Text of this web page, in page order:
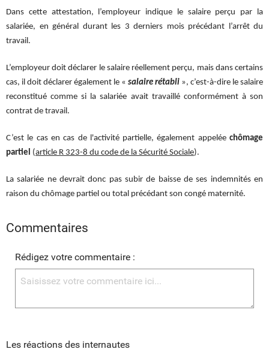
Dans cette attestation, l’employeur indique le salaire perçu par la
salariée, en général durant les 3 derniers mois précédant l’arrêt du
travail.
L’employeur doit déclarer le salaire réellement perçu, mais dans certains
cas, il doit déclarer également le « salaire rétabli », c’est-à-dire le salaire
reconstitué comme si la salariée avait travaillé conformément à son
contrat de travail.
C’est le cas en cas de l'activité partielle, également appelée chômage
partiel (article R 323-8 du code de la Sécurité Sociale).
La salariée ne devrait donc pas subir de baisse de ses indemnités en
raison du chômage partiel ou total précédant son congé maternité.
Commentaires
Rédigez votre commentaire :
Les réactions des internautes